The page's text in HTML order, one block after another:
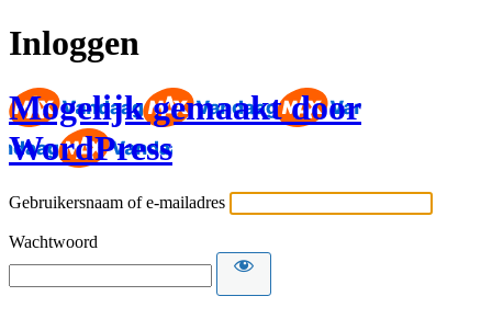
Inloggen
Mogelijk gemaakt door
WordPress
Gebruikersnaam of e-mailadres
Wachtwoord